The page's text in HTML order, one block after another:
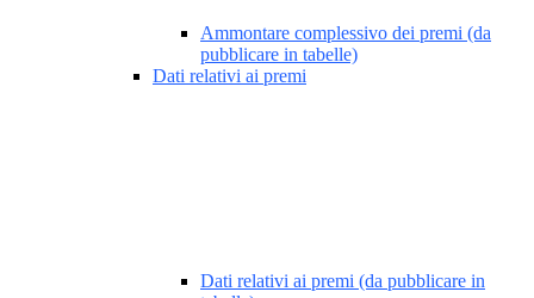
Ammontare complessivo dei premi (da
pubblicare in tabelle)
Dati relativi ai premi
Dati relativi ai premi (da pubblicare in